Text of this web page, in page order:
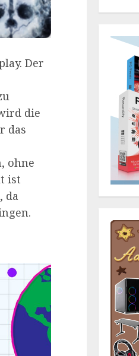
Der
die
das
ohne
ist
da